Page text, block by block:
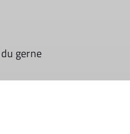
gerne